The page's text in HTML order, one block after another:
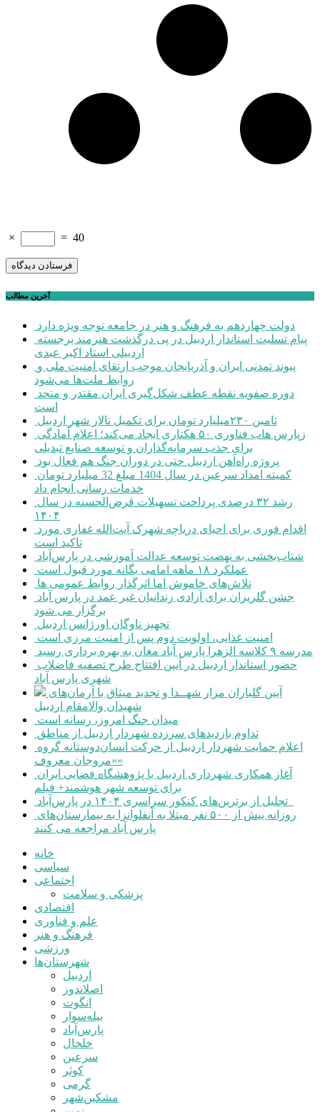
× = 40
آخرین مطالب
دولت چهاردهم به فرهنگ و هنر در جامعه توجه ویژه دارد
اردبیلی استاد اکبر عبدی
روابط ملت‌ها می‌شود
است
تامین ۲۳۰میلیارد تومان برای تکمیل تالار شهر اردبیل
برای جذب سرمایه‌گذاران و توسعه صنایع تبدیلی
پروژه راه‌آهن اردبیل حتی در دوران جنگ هم فعال بود
خدمات رسانی انجام داد
۱۴۰۴
تاکید است
شتاب‌بخشی به نهضت توسعه عدالت آموزشی در پارس‌آباد
عملکرد ۱۸ ماهه امامی یگانه مورد قبول است
تلاش‌های خاموش اما اثرگذار روابط عمومی ها
برگزار می شود
تجهیز ناوگان اورژانس اردبیل
امنیت غذایی، اولویت دوم پس از امنیت مرزی است
مدرسه ۹ کلاسه الزهرا پارس آباد مغان به بهره برداری رسید
شهری پارس آباد
شهیدان والامقام اردبیل
میدان جنگ امروز، رسانه است
تداوم بازدیدهای سرزده شهردار اردبیل از مناطق
«مروجان معروف»
برای توسعه شهر هوشمند+ فیلم
پارس آباد مراجعه می کنند
خانه
سیاسی
اجتماعی
پزشکی و سلامت
اقتصادی
علم و فناوری
فرهنگ و هنر
ورزشی
شهرستان‌ها
اردبیل
اصلاندوز
انگوت
بیله‌سوار
پارس‌آباد
خلخال
سرعین
کوثر
گرمی
مشکین‌شهر